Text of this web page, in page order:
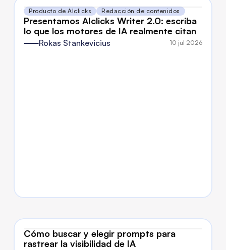
Producto de AIclicks Redacción de contenidos
Presentamos AIclicks Writer 2.0: escriba
lo que los motores de IA realmente citan
Rokas Stankevicius 10 jul 2026
Cómo buscar y elegir prompts para
rastrear la visibilidad de IA